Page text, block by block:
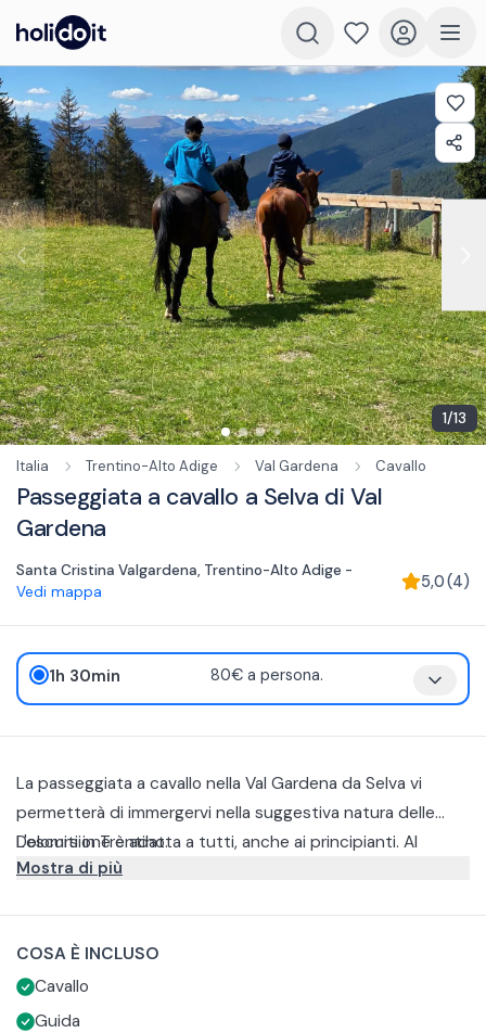
1/13
Italia Trentino-Alto Adige Val Gardena Cavallo
Passeggiata a cavallo a Selva di Val
Gardena
Santa Cristina Valgardena, Trentino-Alto Adige -
Vedi mappa
5,0(4)
1h 30min 80€ a persona.
La passeggiata a cavallo nella Val Gardena da Selva vi
permetterà di immergervi nella suggestiva natura delle
Dolomiti in Trentino.
L'escursione è adatta a tutti, anche ai principianti. Al
vostro arrivo si farà una breve lezione di equitazione nel
coppa del mondo per poi rientrare al maneggio.
Per partecipare alle passeggiate è necessario indossare un
abbigliamento adatto con pantaloni lunghi e scarpe
chiuse.
Mostra di più
COSA È INCLUSO
Cavallo
Guida